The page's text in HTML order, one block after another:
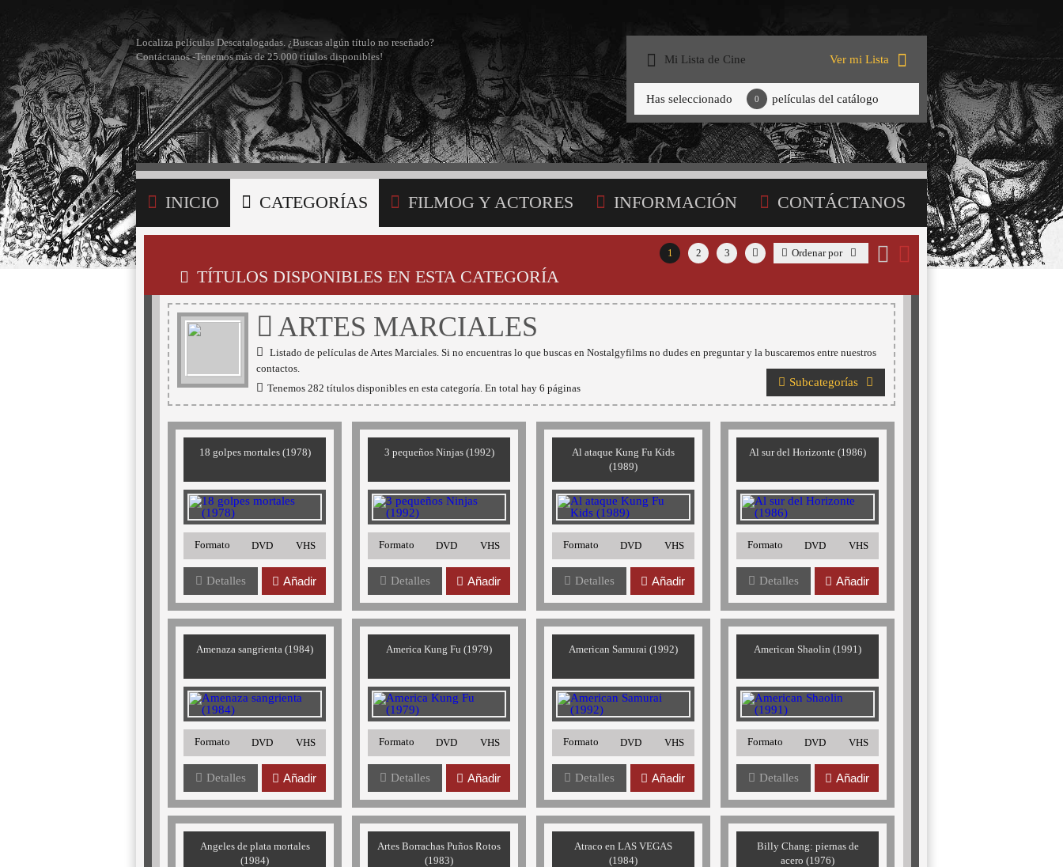
Localiza películas Descatalogadas. ¿Buscas algún título no reseñado?
Contáctanos -Tenemos más de 25.000 títulos disponibles!
Mi Lista de Cine Ver mi Lista
Has seleccionado 0 películas del catálogo
INICIO CATEGORÍAS FILMOG Y ACTORES INFORMACIÓN CONTÁCTANOS
1 2 3 Ordenar por
TÍTULOS DISPONIBLES EN ESTA CATEGORÍA
ARTES MARCIALES
Listado de películas de Artes Marciales. Si no encuentras lo que buscas en Nostalgyfilms no dudes en preguntar y la buscaremos entre nuestros
contactos.
Tenemos 282 títulos disponibles en esta categoría. En total hay 6 páginas
Subcategorías
18 golpes mortales (1978)
Formato DVD VHS
Detalles Añadir
3 pequeños Ninjas (1992)
Formato DVD VHS
Detalles Añadir
Al ataque Kung Fu Kids
(1989)
Formato DVD VHS
Detalles Añadir
Al sur del Horizonte (1986)
Formato DVD VHS
Detalles Añadir
Amenaza sangrienta (1984)
Formato DVD VHS
Detalles Añadir
America Kung Fu (1979)
Formato DVD VHS
Detalles Añadir
American Samurai (1992)
Formato DVD VHS
Detalles Añadir
American Shaolin (1991)
Formato DVD VHS
Detalles Añadir
Angeles de plata mortales
(1984)
Artes Borrachas Puños Rotos
(1983)
Atraco en LAS VEGAS
(1984)
Billy Chang: piernas de
acero (1976)